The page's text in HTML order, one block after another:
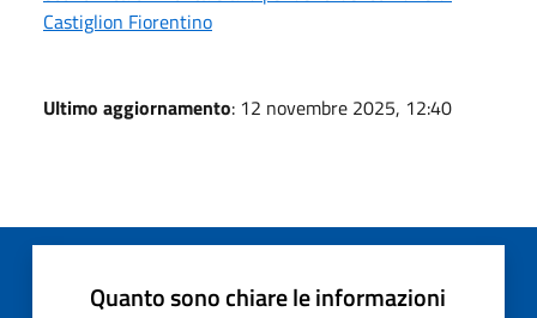
Castiglion Fiorentino
Ultimo aggiornamento: 12 novembre 2025, 12:40
Quanto sono chiare le informazioni